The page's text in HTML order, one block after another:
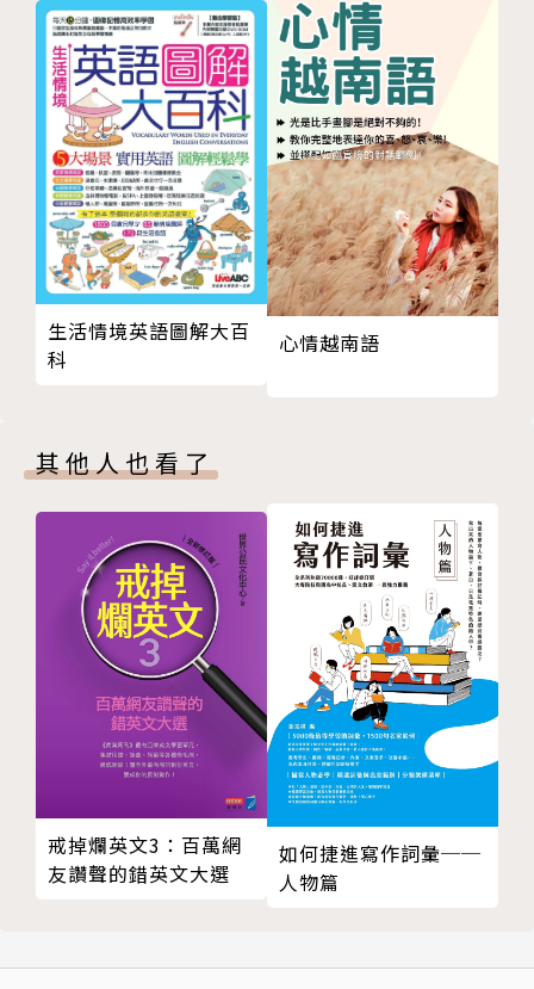
重音、語調，以及連音、弱音、消音、變音、閃音、喉
塞音等各種發音現象，最後再簡單介紹美式英語與英式
英語發音的差異，透過這些單元設計，一網打盡各種發
音的難題。
KK音標的發音規則
主要是臺灣學習美語發音的標示符號，只要掌握其中2
4個子音和17個母音的發音方式，加上瞭解音節和重音
概念，基本上就可以發出正確的音。
自然發音的規則
音。
字詞與句子的發音規則
包含音節、語調、名詞複數、連音、弱化音及重音等各
種發音現象的介紹。
提供MP3音檔，學習輕鬆帶著走！
本書除了介紹發音規則及現象外，還有提供大量的發音
與口說練習，搭配本書所附的的MP3音檔，即隨時聆
聽，這些音檔都是由專業的外籍老師所錄製，可以聽到
最道地的英語發音，來反覆練習「聽」和「說」，也可
以錄下自己的發音來與母音人士的發音進行比對，只要
多加練習，假以時日你一定也可以說一口道地的美語。
LESSON 10 子音[l]、[r]的發音
LESSON 11 子音[w]、[j]、[h]的發音
LESSON 12 易混淆的子音[s]、[θ]
LESSON 13 易混淆的子音[z]、[ð]
LESSON 14 易混淆的子音[ʒ]、[dʒ]
LESSON 15 母音[i]、[ɪ]的發音
LESSON 16 母音[e]、[ɛ]、[æ]的發音
LESSON 17 母音[ɚ]、[ɝ]、[ə]的發音
LESSON 18 母音[ʌ]、[ɑ]的發音
LESSON 19 母音[u]、[ʊ]的發音
LESSON 20 母音[o]、[ɔ]的發音
自然發音的規則
LESSON 22 字母c、g、x、y的發音
LESSON 23 字母l、r、s子音群的發音
LESSON 24 字母重複的發音
LESSON 25 三字母子音群的發音
LESSON 26 字母ar、er、ir、or、ur的發音
LESSON 27 字母air、eir、ear、age、dge、ge的發
LESSON 28 字母ch、sh、gh、ph、th的發音
LESSON 29 字母Mc、qu、que的發音
LESSON 30 字母aw、ew、ow、wh和wr的發音
LESSON 31 字母ant、ent、ture、sure的發音
LESSON 32 字母ion、ian的發音
LESSON 33 字母ouch、ough、augh的發音
生活情境英語圖解大百
科
心情越南語
其他人也看了
戒掉爛英文3：百萬網
友讚聲的錯英文大選
如何捷進寫作詞彙──
人物篇